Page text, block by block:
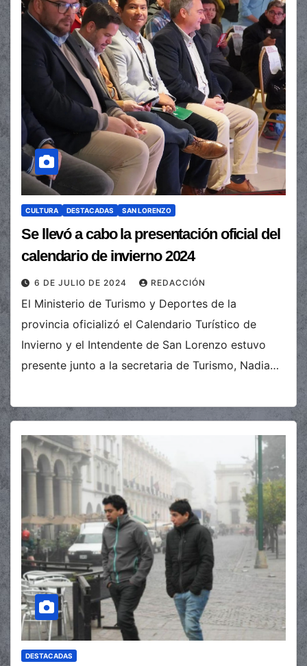
CULTURA DESTACADAS SAN LORENZO
Se llevó a cabo la presentación oficial del
calendario de invierno 2024
6 DE JULIO DE 2024 REDACCIÓN
El Ministerio de Turismo y Deportes de la
provincia oficializó el Calendario Turístico de
Invierno y el Intendente de San Lorenzo estuvo
presente junto a la secretaria de Turismo, Nadia…
DESTACADAS